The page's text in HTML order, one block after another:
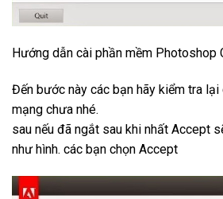
Hướng dẫn cài phần mềm Photoshop
Đến bước này các bạn hãy kiểm tra
mạng chưa nhé.
sau nếu đã ngắt sau khi nhất Accept
như hình. các bạn chọn Accept